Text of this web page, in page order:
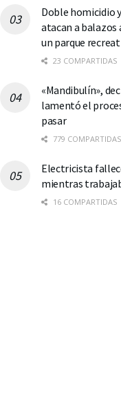
Doble homicidio
atacan a balazos
un parque
23 COMPARTIDAS
«Mandibulín»,
lamentó el
pasar
779 COMPARTIDAS
Electricista
mientras
16 COMPARTIDAS